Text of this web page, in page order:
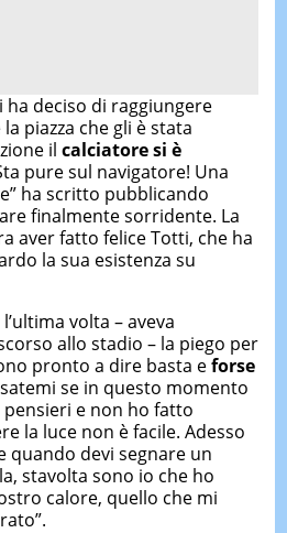
ha deciso di raggiungere
piazza che gli è stata
il calciatore si è
pure sul navigatore! Una
ha scritto pubblicando
finalmente sorridente. La
aver fatto felice Totti, che ha
la sua esistenza su
volta – aveva
allo stadio – la piego per
pronto a dire basta eforse
se in questo momento
e non ho fatto
la luce non è facile. Adesso
quando devi segnare un
stavolta sono io che ho
calore, quello che mi